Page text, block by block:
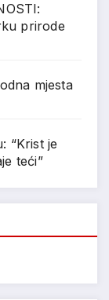
prirode
mjesta
“Krist je
teći”